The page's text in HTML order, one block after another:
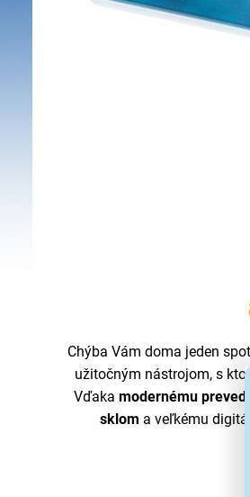
Chýba Vám doma jeden
užitočným nástrojom, s
Vďakamodernému
sklom a veľkému